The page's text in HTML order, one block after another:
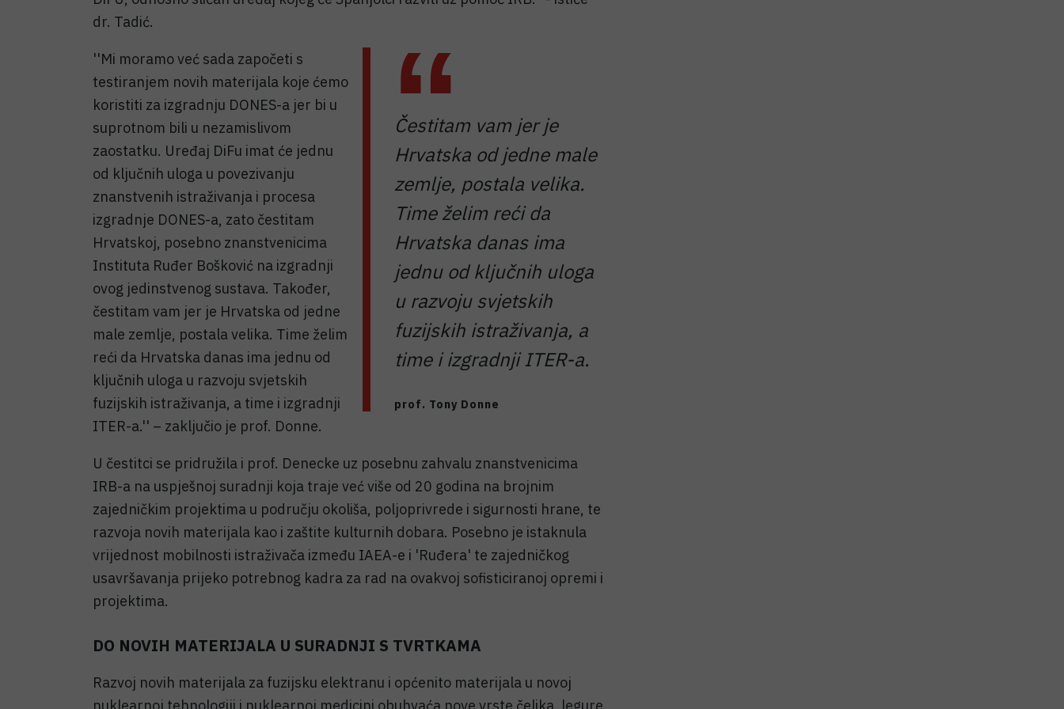
dr. Tadić.
Čestitam vam jer je
Hrvatska od jedne male
zemlje, postala velika.
Time želim reći da
Hrvatska danas ima
jednu od ključnih uloga
u razvoju svjetskih
fuzijskih istraživanja, a
time i izgradnji ITER-a.
prof. Tony Donne
''Mi moramo već sada započeti s
testiranjem novih materijala koje ćemo
koristiti za izgradnju DONES-a jer bi u
suprotnom bili u nezamislivom
zaostatku. Uređaj DiFu imat će jednu
od ključnih uloga u povezivanju
znanstvenih istraživanja i procesa
izgradnje DONES-a, zato čestitam
Hrvatskoj, posebno znanstvenicima
Instituta Ruđer Bošković na izgradnji
ovog jedinstvenog sustava. Također,
čestitam vam jer je Hrvatska od jedne
male zemlje, postala velika. Time želim
reći da Hrvatska danas ima jednu od
ključnih uloga u razvoju svjetskih
fuzijskih istraživanja, a time i izgradnji
ITER-a.'' – zaključio je prof. Donne.
U čestitci se pridružila i prof. Denecke uz posebnu zahvalu znanstvenicima
IRB-a na uspješnoj suradnji koja traje već više od 20 godina na brojnim
zajedničkim projektima u području okoliša, poljoprivrede i sigurnosti hrane, te
razvoja novih materijala kao i zaštite kulturnih dobara. Posebno je istaknula
vrijednost mobilnosti istraživača između IAEA-e i 'Ruđera' te zajedničkog
usavršavanja prijeko potrebnog kadra za rad na ovakvoj sofisticiranoj opremi i
projektima.
DO NOVIH MATERIJALA U SURADNJI S TVRTKAMA
Razvoj novih materijala za fuzijsku elektranu i općenito materijala u novoj